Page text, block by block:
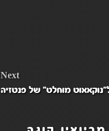
Next
מוחלט" של פנטזיה